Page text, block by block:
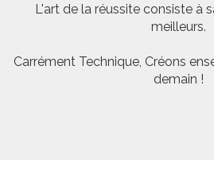
L'art de la réussite consiste à
meilleurs.
Carrément Technique, Créons
demain !